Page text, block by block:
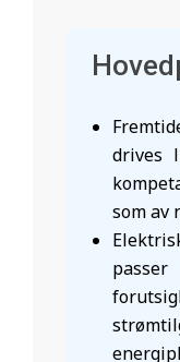
drives
som av